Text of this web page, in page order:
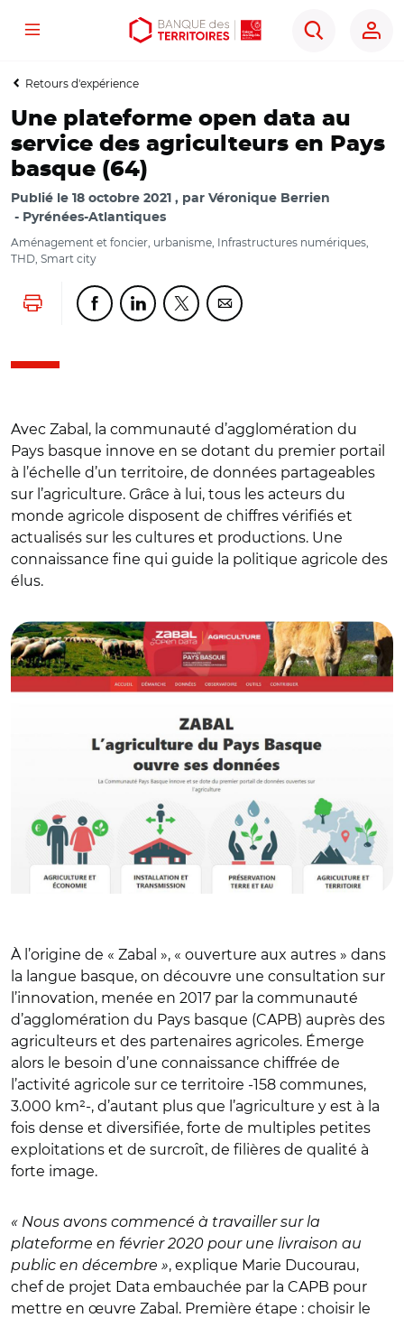
Aller
contenu
Aller
menu
Ouvrir
outils
Menu
Rechercher
Retours d'expérience
Une plateforme open data au
service des agriculteurs en Pays
basque (64)
Publié le 18 octobre 2021 par Véronique Berrien
Pyrénées-Atlantiques
Aménagement et foncier, urbanisme, Infrastructures numériques,
THD, Smart city
Lancer l'impressionPartager cette page sur Facebook
Partager cette page sur Linkedin
Partager cette page sur Twitter
Partager cette page sur
Avec Zabal, la communauté d’agglomération du
Pays basque innove en se dotant du premier portail
à l’échelle d’un territoire, de données partageables
sur l’agriculture. Grâce à lui, tous les acteurs du
monde agricole disposent de chiffres vérifiés et
actualisés sur les cultures et productions. Une
connaissance fine qui guide la politique agricole des
élus.
À l’origine de « Zabal », « ouverture aux autres » dans
la langue basque, on découvre une consultation sur
l’innovation, menée en 2017 par la communauté
d’agglomération du Pays basque (CAPB) auprès des
agriculteurs et des partenaires agricoles. Émerge
alors le besoin d’une connaissance chiffrée de
l’activité agricole sur ce territoire -158 communes,
3.000 km²-, d’autant plus que l’agriculture y est à la
fois dense et diversifiée, forte de multiples petites
exploitations et de surcroît, de filières de qualité à
forte image.
« Nous avons commencé à travailler sur la
plateforme en février 2020 pour une livraison au
public en décembre », explique Marie Ducourau,
chef de projet Data embauchée par la CAPB pour
mettre en œuvre Zabal. Première étape : choisir le